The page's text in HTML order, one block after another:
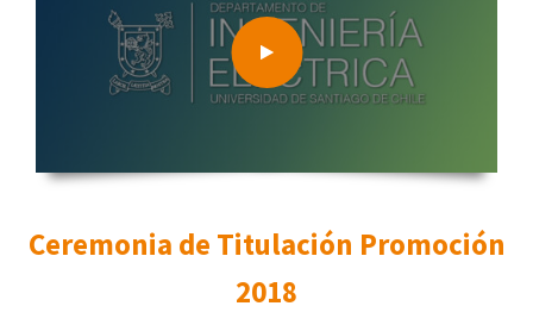
Ceremonia de Titulación Promoción
2018